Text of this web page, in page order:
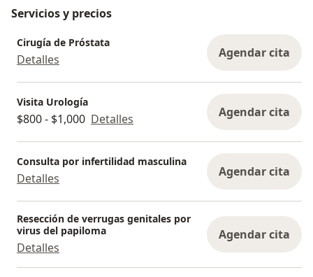
Servicios y precios
Cirugía de Próstata
Detalles Agendar cita
Visita Urología
$800 - $1,000 Detalles Agendar cita
Consulta por infertilidad masculina
Detalles Agendar cita
Resección de verrugas genitales por
virus del papiloma
Detalles
Agendar cita